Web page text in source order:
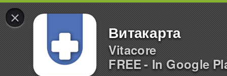
×
Витакарта
Vitacore
FREE - In Google